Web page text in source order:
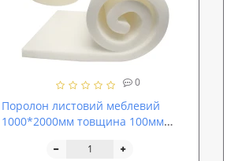
0
Поролон листовий меблевий
1000*2000мм товщина 100мм
el2542-100)